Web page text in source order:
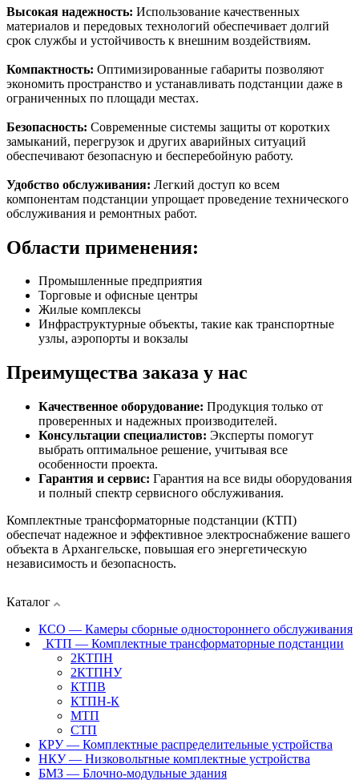
Высокая надежность: Использование качественных
материалов и передовых технологий обеспечивает долгий
срок службы и устойчивость к внешним воздействиям.
Компактность: Оптимизированные габариты позволяют
экономить пространство и устанавливать подстанции даже в
ограниченных по площади местах.
Безопасность: Современные системы защиты от коротких
замыканий, перегрузок и других аварийных ситуаций
обеспечивают безопасную и бесперебойную работу.
Удобство обслуживания: Легкий доступ ко всем
компонентам подстанции упрощает проведение технического
обслуживания и ремонтных работ.
Области применения:
Промышленные предприятия
Торговые и офисные центры
Жилые комплексы
Инфраструктурные объекты, такие как транспортные
узлы, аэропорты и вокзалы
Преимущества заказа у нас
Качественное оборудование: Продукция только от
проверенных и надежных производителей.
Консультации специалистов: Эксперты помогут
выбрать оптимальное решение, учитывая все
особенности проекта.
Гарантия и сервис: Гарантия на все виды оборудования
и полный спектр сервисного обслуживания.
Комплектные трансформаторные подстанции (КТП)
обеспечат надежное и эффективное электроснабжение вашего
объекта в Архангельске, повышая его энергетическую
независимость и безопасность.
Каталог
КСО — Камеры сборные одностороннего обслуживания
КТП — Комплектные трансформаторные подстанции
2КТПН
2КТПНУ
КТПВ
КТПН-К
МТП
СТП
КРУ — Комплектные распределительные устройства
НКУ — Низковольтные комплектные устройства
БМЗ — Блочно-модульные здания